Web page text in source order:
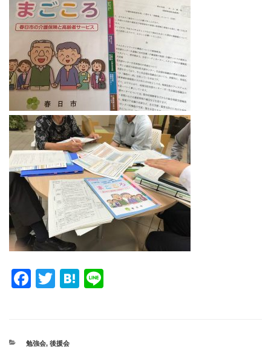
F
e
T
er
H
カ
勉強会, 後援会